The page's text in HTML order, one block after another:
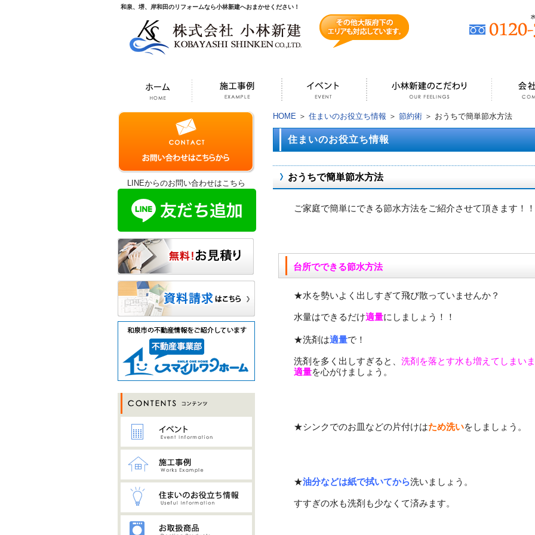
和泉、堺、岸和田のリフォームなら小林新建へおまかせください！
HOME ＞ 住まいのお役立ち情報 ＞ 節約術 ＞ おうちで簡単節水方法
住まいのお役立ち情報
おうちで簡単節水方法
ご家庭で簡単にできる節水方法をご紹介させて頂きます！！
台所でできる節水方法
★水を勢いよく出しすぎて飛び散っていませんか？
水量はできるだけ適量にしましょう！！
★洗剤は適量で！
洗剤を多く出しすぎると、 洗剤を落とす水も増えてしまい
適量を心がけましょう。
★シンクでのお皿などの片付けはため洗いをしましょう。
★油分などは紙で拭いてから洗いましょう。
すすぎの水も洗剤も少なくて済みます。
LINEからのお問い合わせはこちら